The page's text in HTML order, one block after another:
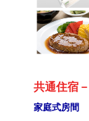
共通住宿
家庭式房間